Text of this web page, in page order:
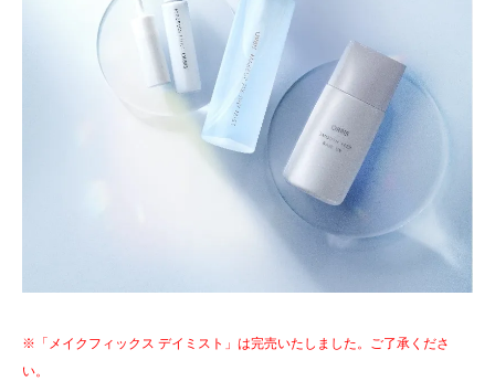
※「メイクフィックス デイミスト」は完売いたしました。ご了承くださ
い。